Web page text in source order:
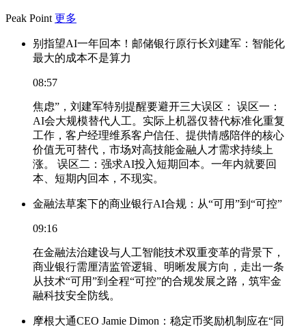
Peak Point 更多
别指望AI一年回本！邮储银行原行长刘建军：智能化
最大的成本不是算力
08:57
焦虑”，刘建军特别提醒要避开三大误区： 误区一：
AI会大规模替代人工。实际上机器仅替代标准化重复
工作，客户经理维系客户信任、提供情感陪伴的核心
价值无可替代，市场对高技能金融人才需求持续上
涨。 误区二：强求AI投入短期回本。一年内就要回
本、短期内回本，不现实。
金融法草案下的商业银行AI合规：从“可用”到“可控”
09:16
在金融法治建设与人工智能技术双重变革的背景下，
商业银行需厘清监管逻辑、明晰发展方向，走出一条
从技术“可用”到全程“可控”的合规发展之路，筑牢金
融科技安全防线。
摩根大通CEO Jamie Dimon：稳定币奖励机制应在“同